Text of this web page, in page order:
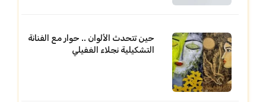
حين تتحدث الألوان .. حوار مع الفنانة
التشكيلية نجلاء الغفيلي